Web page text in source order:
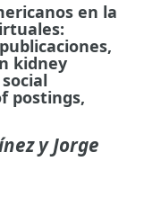
en la
kidney
postings,
y Jorge